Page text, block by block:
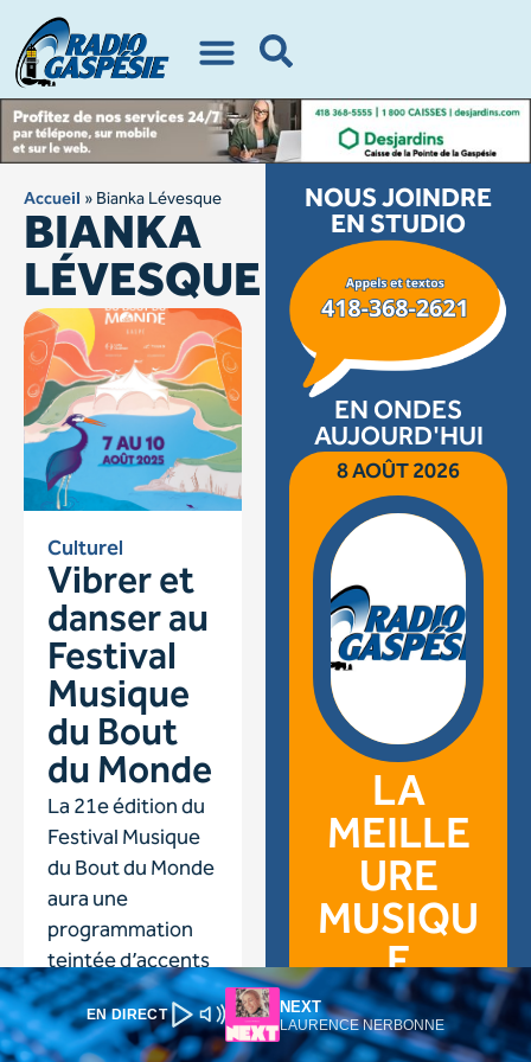
EN DIRECT NEXT
LAURENCE NERBONNE